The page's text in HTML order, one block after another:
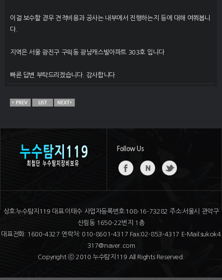
이걸 보수할 겯우 견적비용과 공사는 내부에서 진행하는지 등에 대해 여쭤봅니
다.
지역은 서울 광진구 구읙동 광남캐스빌아파트 303호 입니다
빠른 답변 부탁드리겠습니다. 감사합니다
Follow Us
상호:누수탐지119 대표:이태수 사업자등록번호:108-16-73282 주소:서울시 관악구
신림동 1650-22번지 1층
대표전화: 1600-4327 연락처: 010-8601-4317 Fax:02-853-4317 E-Mail:sukok4
317@naver.com
Copyright ⓒ 2010 누수탐지119 All Rights Reserved.